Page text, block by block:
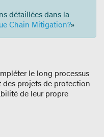
détaillées dans la
Chain Mitigation?»
le long processus
projets de protection
de leur propre